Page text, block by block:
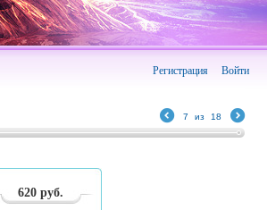
Войти
Регистрация
7 из 18
620 руб.